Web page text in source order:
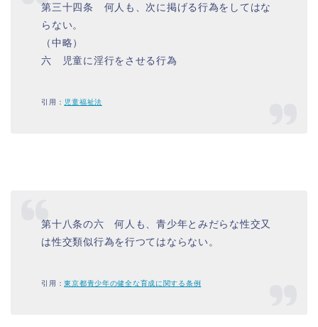
第三十四条 何人も、次に掲げる行為をしてはな
らない。
（中略）
六 児童に淫行をさせる行為
引用： 児童福祉法
第十八条の六 何人も、青少年とみだらな性交又
は性交類似行為を行つてはならない。
引用：東京都青少年の健全な育成に関する条例